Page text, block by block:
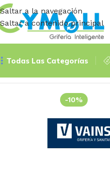
Saltar a la navegación
Saltar a contenido principal
Todas Las Categorías
-10%